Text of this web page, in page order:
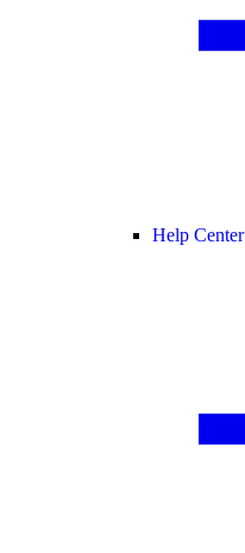
Help Center